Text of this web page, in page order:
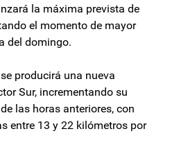
la máxima prevista de
el momento de mayor
del domingo.
producirá una nueva
Sur, incrementando su
las horas anteriores, con
entre 13 y 22 kilómetros por